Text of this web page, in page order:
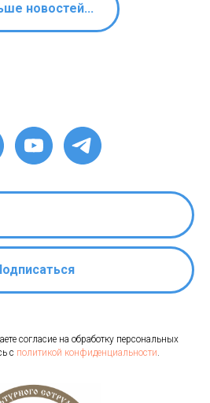
новостей...
согласие на обработку персональных
c политикой конфиденциальности